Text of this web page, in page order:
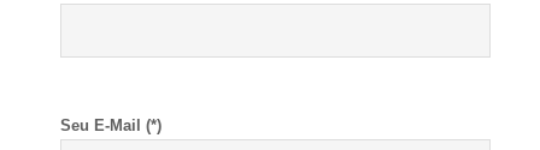
Seu E-Mail (*)